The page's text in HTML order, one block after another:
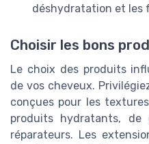
déshydratation et les
Choisir les bons
Le choix des produits
de vos cheveux.
conçues pour les
produits hydratants,
réparateurs. Les